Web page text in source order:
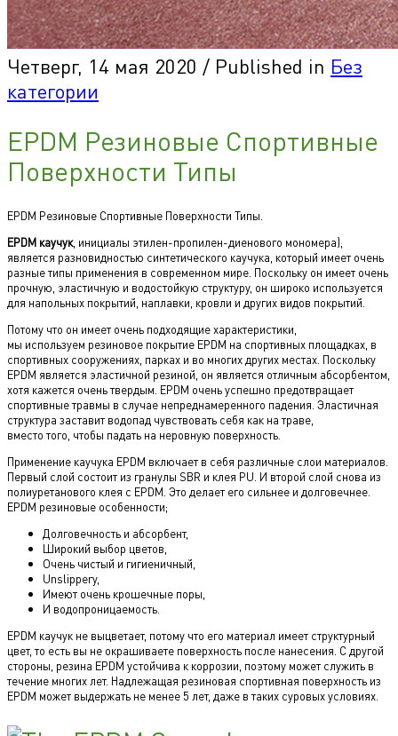
Четверг, 14 мая 2020 / Published in Без
категории
EPDM Резиновые Спортивные
Поверхности Типы
EPDM Резиновые Спортивные Поверхности Типы.
EPDM каучук, инициалы этилен-пропилен-диенового мономера),
является разновидностью синтетического каучука, который имеет очень
разные типы применения в современном мире. Поскольку он имеет очень
прочную, эластичную и водостойкую структуру, он широко используется
для напольных покрытий, наплавки, кровли и других видов покрытий.
Потому что он имеет очень подходящие характеристики,
мы используем резиновое покрытие EPDM на спортивных площадках, в
спортивных сооружениях, парках и во многих других местах. Поскольку
EPDM является эластичной резиной, он является отличным абсорбентом,
хотя кажется очень твердым. EPDM очень успешно предотвращает
спортивные травмы в случае непреднамеренного падения. Эластичная
структура заставит водопад чувствовать себя как на траве,
вместо того, чтобы падать на неровную поверхность.
Применение каучука EPDM включает в себя различные слои материалов.
Первый слой состоит из гранулы SBR и клея PU. И второй слой снова из
полиуретанового клея с EPDM. Это делает его сильнее и долговечнее.
EPDM резиновые особенности;
Долговечность и абсорбент,
Широкий выбор цветов,
Очень чистый и гигиеничный,
Unslippery,
Имеют очень крошечные поры,
И водопроницаемость.
EPDM каучук не выцветает, потому что его материал имеет структурный
цвет, то есть вы не окрашиваете поверхность после нанесения. С другой
стороны, резина EPDM устойчива к коррозии, поэтому может служить в
течение многих лет. Надлежащая резиновая спортивная поверхность из
EPDM может выдержать не менее 5 лет, даже в таких суровых условиях.